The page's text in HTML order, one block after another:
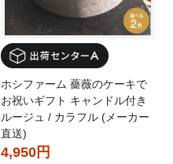
ホシファーム 薔薇のケーキで
お祝いギフト キャンドル付き
ルージュ / カラフル (メーカー
直送)
4,950円